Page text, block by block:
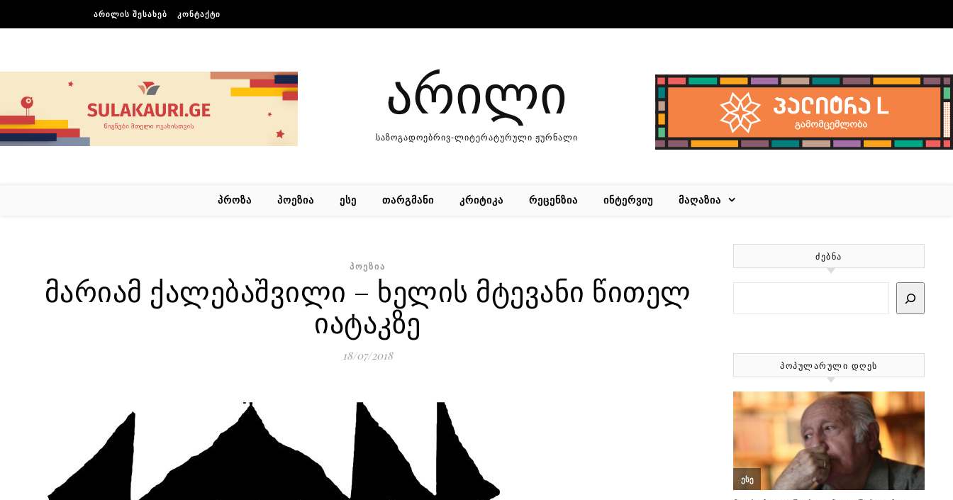
ᲐᲠᲘᲚᲘᲡ ᲨᲔᲡᲐᲮᲔᲑ ᲙᲝᲜᲢᲐᲥᲢᲘ
არილი
საზოგადოებრივ-ლიტერატურული ჟურნალი
ᲞᲠᲝᲖᲐ ᲞᲝᲔᲖᲘᲐ ᲔᲡᲔ ᲗᲐᲠᲒᲛᲐᲜᲘ ᲙᲠᲘᲢᲘᲙᲐ ᲠᲔᲪᲔᲜᲖᲘᲐ ᲘᲜᲢᲔᲠᲕᲘᲣ ᲛᲐᲦᲐᲖᲘᲐ
ᲞᲝᲔᲖᲘᲐ
მარიამ ქალებაშვილი – ხელის მტევანი წითელ
იატაკზე
18/07/2018
ᲫᲔᲑᲜᲐ
ᲞᲝᲞᲣᲚᲐᲠᲣᲚᲘ ᲓᲦᲔᲡ